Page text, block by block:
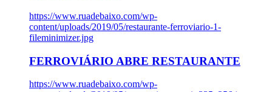
https://www.ruadebaixo.com/wp-
content/uploads/2019/05/restaurante-ferroviario-1-
fileminimizer.jpg
FERROVIÁRIO ABRE RESTAURANTE
https://www.ruadebaixo.com/wp-